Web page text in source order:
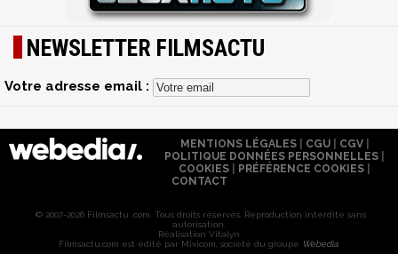
NEWSLETTER FILMSACTU
Votre adresse email :
MENTIONS LÉGALES| CGU| CGV|
POLITIQUE DONNÉES PERSONNELLES
COOKIES
PRÉFÉRENCE COOKIES
CONTACT
© 2007-2026 Filmsactu .com. Tous droits réservés. Reproduction interdite sans
autorisation.
Réalisation Vitalyn
Filmsactu .com est édité par Mixicom, société du groupe Webedia.